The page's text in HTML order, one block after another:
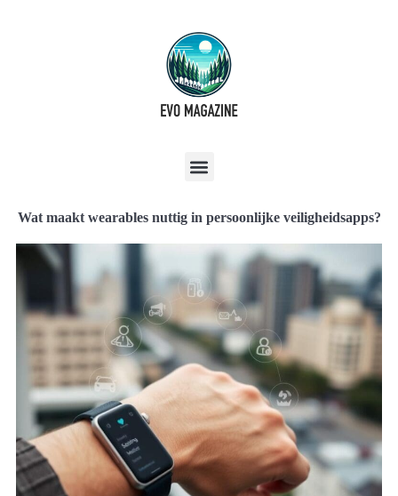
Wat maakt wearables nuttig in persoonlijke veiligheidsapps?